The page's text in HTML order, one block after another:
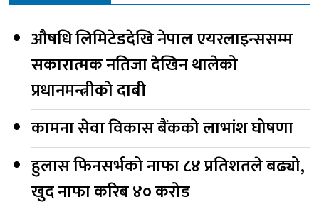
औषधि लिमिटेडदेखि नेपाल एयरलाइन्ससम्म
सकारात्मक नतिजा देखिन थालेको
प्रधानमन्त्रीको दाबी
कामना सेवा विकास बैंकको लाभांश घोषणा
हुलास फिनसर्भको नाफा ८४ प्रतिशतले बढ्यो,
खुद नाफा करिब ४० करोड